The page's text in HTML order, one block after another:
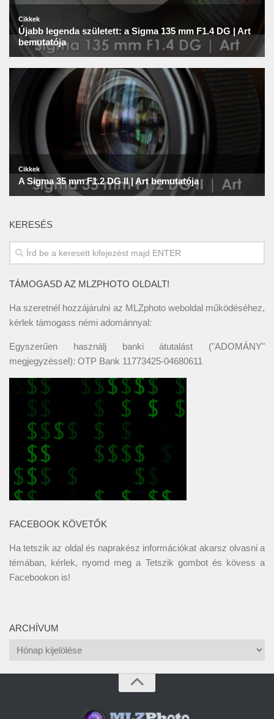
KERESÉS
TÁMOGASD AZ MLZPHOTO OLDALT!
Ha szeretnél hozzájárulni az MLZphoto weboldal működéséhez,
kérlek támogass némi adománnyal:
Egyszerűen használj banki átutalást ("ADOMÁNY"
megjegyzéssel): OTP Bank 11773425-04680611
FACEBOOK KÖVETŐK
Ha tetszik az oldal és naprakész információkat akarsz olvasni a
témában, kérlek, nyomd meg a Tetszik gombot és kövess a
Facebookon is!
ARCHÍVUM
Archívum